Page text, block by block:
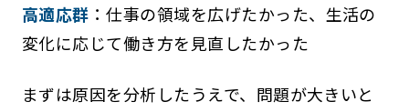
高適応群 ：仕事の領域を広げたかった、生活の
変化に応じて働き方を見直したかった
まずは原因を分析したうえで、問題が大きいと